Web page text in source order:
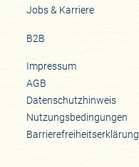
Jobs & Karriere
B2B
Impressum
AGB
Datenschutzhinweis
Nutzungsbedingungen
Barrierefreiheitserklärung